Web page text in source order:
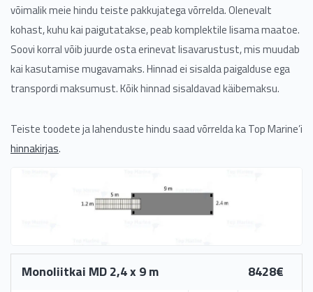
võimalik meie hindu teiste pakkujatega võrrelda. Olenevalt
kohast, kuhu kai paigutatakse, peab komplektile lisama maatoe.
Soovi korral võib juurde osta erinevat lisavarustust, mis muudab
kai kasutamise mugavamaks. Hinnad ei sisalda paigalduse ega
transpordi maksumust. Kõik hinnad sisaldavad käibemaksu.
Teiste toodete ja lahenduste hindu saad võrrelda ka Top Marine’i
hinnakirjas.
Monoliitkai MD 2,4 x 9 m 8428€